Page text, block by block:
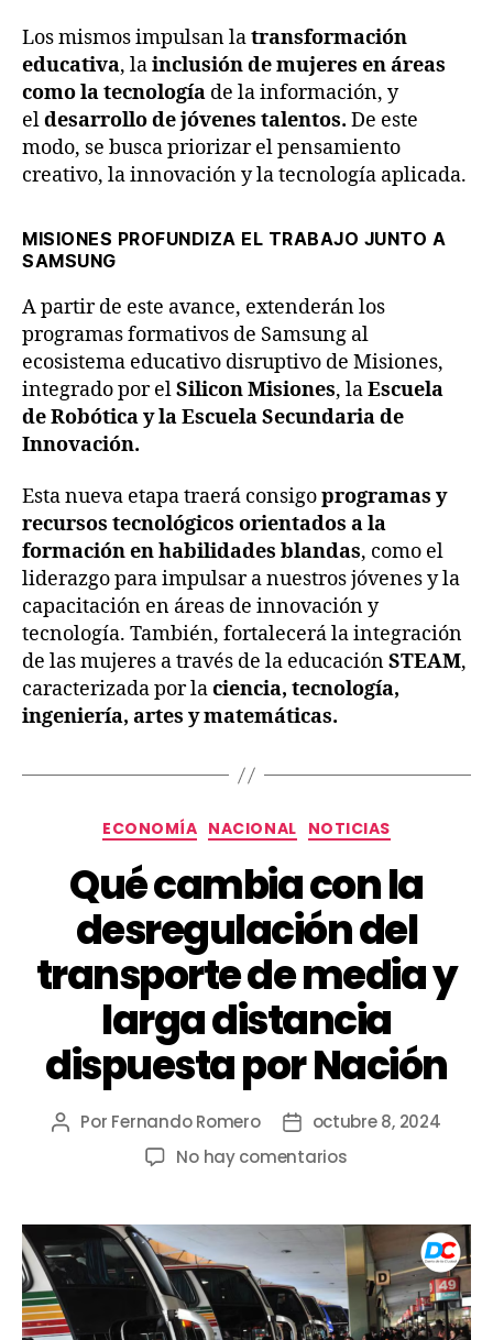
Los mismos impulsan latransformación
educativa, lainclusión de mujeres en áreas
como la tecnología de la información, y
eldesarrollo de jóvenes talentos. De este
modo, se busca priorizar el pensamiento
creativo, la innovación y la tecnología aplicada.
MISIONES PROFUNDIZA EL TRABAJO JUNTO A
SAMSUNG
A partir de este avance, extenderán los
programas formativos de Samsung al
ecosistema educativo disruptivo de Misiones,
integrado por elSilicon Misiones, laEscuela
de Robótica y la Escuela Secundaria de
Innovación.
Esta nueva etapa traerá consigoprogramas y
recursos tecnológicos orientados a la
formación en habilidades blandas, como el
liderazgo para impulsar a nuestros jóvenes y la
capacitación en áreas de innovación y
tecnología. También, fortalecerá la integración
de las mujeres a través de la educaciónSTEAM,
caracterizada por laciencia, tecnología,
ingeniería, artes y matemáticas.
ECONOMÍA NACIONAL NOTICIAS
Qué cambia con la
desregulación del
transporte de media y
larga distancia
dispuesta por Nación
Por Fernando Romero
octubre 8, 2024
No hay comentarios